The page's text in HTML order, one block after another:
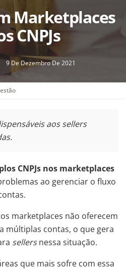
Marketplaces
CNPJs
9 De Dezembro De 2021
aos sellers
CNPJs nos marketplaces
ao gerenciar o fluxo
marketplaces não oferecem
múltiplas contas, o que gera
sellersnessa situação.
que mais sofre com essa